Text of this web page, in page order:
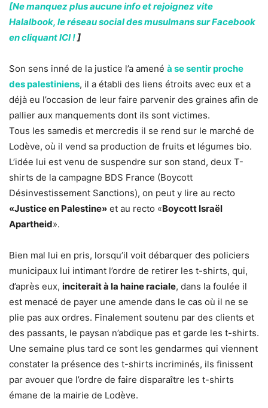
[Ne manquez plus aucune info et rejoignez vite
Halalbook, le réseau social des musulmans sur Facebook
en cliquant ICI ! ]
Son sens inné de la justice l’a amené à se sentir proche
des palestiniens, il a établi des liens étroits avec eux et a
déjà eu l’occasion de leur faire parvenir des graines afin de
pallier aux manquements dont ils sont victimes.
Tous les samedis et mercredis il se rend sur le marché de
Lodève, où il vend sa production de fruits et légumes bio.
L’idée lui est venu de suspendre sur son stand, deux T-
shirts de la campagne BDS France (Boycott
Désinvestissement Sanctions), on peut y lire au recto
«Justice en Palestine» et au recto «Boycott Israël
Apartheid».
Bien mal lui en pris, lorsqu’il voit débarquer des policiers
municipaux lui intimant l’ordre de retirer les t-shirts, qui,
d’après eux, inciterait à la haine raciale, dans la foulée il
est menacé de payer une amende dans le cas où il ne se
plie pas aux ordres. Finalement soutenu par des clients et
des passants, le paysan n’abdique pas et garde les t-shirts.
Une semaine plus tard ce sont les gendarmes qui viennent
constater la présence des t-shirts incriminés, ils finissent
par avouer que l’ordre de faire disparaître les t-shirts
émane de la mairie de Lodève.